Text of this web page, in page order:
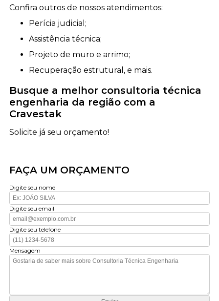
Confira outros de nossos atendimentos:
perícia judicial;
assistência técnica;
projeto de muro e arrimo;
recuperação estrutural, e mais.
Busque a melhor consultoria técnica
engenharia da região com a
Cravestak
Solicite já seu orçamento!
FAÇA UM ORÇAMENTO
Digite seu nome
Digite seu email
Digite seu telefone
Mensagem